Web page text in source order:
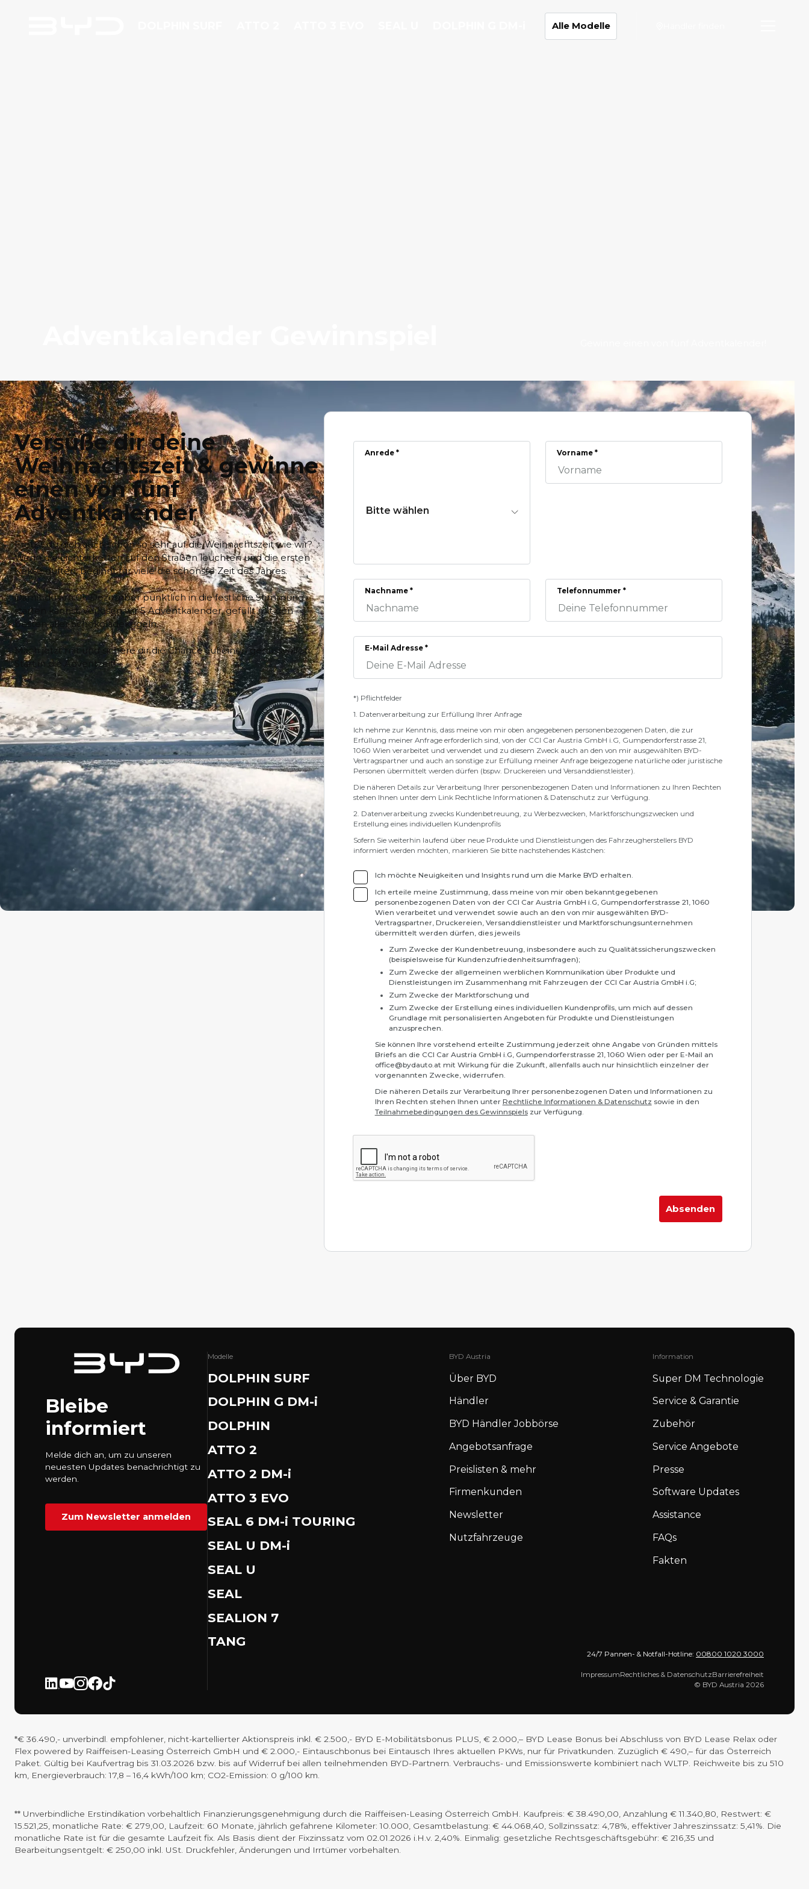
Alle Modelle
Versüße dir deine
Weihnachtszeit & gewinne
einen von fünf
Adventkalender
Freust du dich auch schon so sehr auf die Weihnachtszeit wie wir?
Wenn die Lichterketten auf den Straßen leuchten und die ersten
Kekse duften, beginnt für viele die schönste Zeit des Jahres.
Damit du am 01. Dezember pünktlich in die festliche Stimmung
starten kannst, verlosen wir 5 Adventkalender, gefüllt mit den
besten aller Schokoladekugeln.
Mach jetzt mit und sichere dir die Chance auf einen genussvollen
Start in die Adventzeit!
Anrede *
Bitte wählen
Vorname *
Nachname * Telefonnummer *
E-Mail Adresse *
*) Pflichtfelder
1. Datenverarbeitung zur Erfüllung Ihrer Anfrage
Ich nehme zur Kenntnis, dass meine von mir oben angegebenen personenbezogenen Daten, die zur
Erfüllung meiner Anfrage erforderlich sind, von der CCI Car Austria GmbH i.G, Gumpendorferstrasse 21,
1060 Wien verarbeitet und verwendet und zu diesem Zweck auch an den von mir ausgewählten BYD-
Vertragspartner und auch an sonstige zur Erfüllung meiner Anfrage beigezogene natürliche oder juristische
Personen übermittelt werden dürfen (bspw. Druckereien und Versanddienstleister).
Die näheren Details zur Verarbeitung Ihrer personenbezogenen Daten und Informationen zu Ihren Rechten
stehen Ihnen unter dem Link Rechtliche Informationen & Datenschutz zur Verfügung.
2. Datenverarbeitung zwecks Kundenbetreuung, zu Werbezwecken, Marktforschungszwecken und
Erstellung eines individuellen Kundenprofils
Sofern Sie weiterhin laufend über neue Produkte und Dienstleistungen des Fahrzeugherstellers BYD
informiert werden möchten, markieren Sie bitte nachstehendes Kästchen:
Ich möchte Neuigkeiten und Insights rund um die Marke BYD erhalten.
Ich erteile meine Zustimmung, dass meine von mir oben bekanntgegebenen
personenbezogenen Daten von der CCI Car Austria GmbH i.G, Gumpendorferstrasse 21, 1060
Wien verarbeitet und verwendet sowie auch an den von mir ausgewählten BYD-
Vertragspartner, Druckereien, Versanddienstleister und Marktforschungsunternehmen
übermittelt werden dürfen, dies jeweils
Zum Zwecke der Kundenbetreuung, insbesondere auch zu Qualitätssicherungszwecken
(beispielsweise für Kundenzufriedenheitsumfragen);
Zum Zwecke der allgemeinen werblichen Kommunikation über Produkte und
Dienstleistungen im Zusammenhang mit Fahrzeugen der CCI Car Austria GmbH i.G;
Zum Zwecke der Marktforschung und
Zum Zwecke der Erstellung eines individuellen Kundenprofils, um mich auf dessen
Grundlage mit personalisierten Angeboten für Produkte und Dienstleistungen
anzusprechen.
Sie können Ihre vorstehend erteilte Zustimmung jederzeit ohne Angabe von Gründen mittels
Briefs an die CCI Car Austria GmbH i.G, Gumpendorferstrasse 21, 1060 Wien oder per E-Mail an
office@bydauto.at mit Wirkung für die Zukunft, allenfalls auch nur hinsichtlich einzelner der
vorgenannten Zwecke, widerrufen.
Die näheren Details zur Verarbeitung Ihrer personenbezogenen Daten und Informationen zu
Ihren Rechten stehen Ihnen unter Rechtliche Informationen & Datenschutz sowie in den
Teilnahmebedingungen des Gewinnspielszur Verfügung.
Bleibe
informiert
Melde dich an, um zu unseren
neuesten Updates benachrichtigt zu
werden.
Zum Newsletter anmelden
Modelle
DOLPHIN SURF
DOLPHIN G DM-i
DOLPHIN
ATTO 2
ATTO 2 DM-i
ATTO 3 EVO
SEAL 6 DM-i TOURING
SEAL U DM-i
SEAL U
SEAL
SEALION 7
TANG
BYD Austria
Über BYD
Händler
BYD Händler Jobbörse
Angebotsanfrage
Preislisten & mehr
Firmenkunden
Newsletter
Nutzfahrzeuge
Information
Super DM Technologie
Service & Garantie
Zubehör
Service Angebote
Presse
Software Updates
Assistance
FAQs
Fakten
24/7 Pannen- & Notfall-Hotline: 00800 1020 3000
ImpressumRechtliches & DatenschutzBarrierefreiheit
© BYD Austria 2026
*€ 36.490,- unverbindl. empfohlener, nicht-kartellierter Aktionspreis inkl. € 2.500,- BYD E-Mobilitätsbonus PLUS, € 2.000,– BYD Lease Bonus bei Abschluss von BYD Lease Relax oder
Flex powered by Raiffeisen-Leasing Österreich GmbH und € 2.000,- Eintauschbonus bei Eintausch Ihres aktuellen PKWs, nur für Privatkunden. Zuzüglich € 490,– für das Österreich
Paket. Gültig bei Kaufvertrag bis 31.03.2026 bzw. bis auf Widerruf bei allen teilnehmenden BYD-Partnern. Verbrauchs- und Emissionswerte kombiniert nach WLTP. Reichweite bis zu 510
km, Energieverbrauch: 17,8 – 16,4 kWh/100 km; CO2-Emission: 0 g/100 km.
** Unverbindliche Erstindikation vorbehaltlich Finanzierungsgenehmigung durch die Raiffeisen-Leasing Österreich GmbH. Kaufpreis: € 38.490,00, Anzahlung € 11.340,80, Restwert: €
15.521,25, monatliche Rate: € 279,00, Laufzeit: 60 Monate, jährlich gefahrene Kilometer: 10.000, Gesamtbelastung: € 44.068,40, Sollzinssatz: 4,78%, effektiver Jahreszinssatz: 5,41%. Die
monatliche Rate ist für die gesamte Laufzeit fix. Als Basis dient der Fixzinssatz vom 02.01.2026 i.H.v. 2,40%. Einmalig: gesetzliche Rechtsgeschäftsgebühr: € 216,35 und
Bearbeitungsentgelt: € 250,00 inkl. USt. Druckfehler, Änderungen und Irrtümer vorbehalten.